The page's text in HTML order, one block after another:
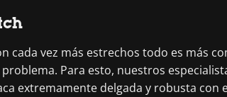
cada vez más estrechos todo es más
Para esto, nuestros
extremamente delgada y robusta